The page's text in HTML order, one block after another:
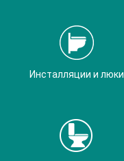
Инсталляции и люки